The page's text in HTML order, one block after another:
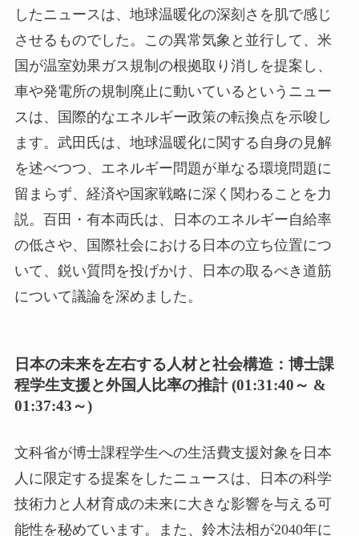
したニュースは、地球温暖化の深刻さを肌で感じ
させるものでした。この異常気象と並行して、米
国が温室効果ガス規制の根拠取り消しを提案し、
車や発電所の規制廃止に動いているというニュー
スは、国際的なエネルギー政策の転換点を示唆し
ます。武田氏は、地球温暖化に関する自身の見解
を述べつつ、エネルギー問題が単なる環境問題に
留まらず、経済や国家戦略に深く関わることを力
説。百田・有本両氏は、日本のエネルギー自給率
の低さや、国際社会における日本の立ち位置につ
いて、鋭い質問を投げかけ、日本の取るべき道筋
について議論を深めました。
日本の未来を左右する人材と社会構造：博士課
程学生支援と外国人比率の推計 (01:31:40～ &
01:37:43～)
文科省が博士課程学生への生活費支援対象を日本
人に限定する提案をしたニュースは、日本の科学
技術力と人材育成の未来に大きな影響を与える可
能性を秘めています。また、鈴木法相が2040年に